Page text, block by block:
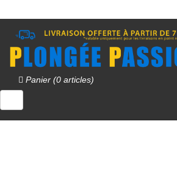
Panier (0 articles)